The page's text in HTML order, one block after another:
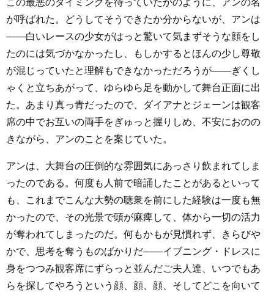
が呼ばれた。どうしてそうできたか分からないが、アンは
――白いレースの少女がはっと驚いて気まずそうな顔をし
たのには気づかなかったし、もしかするとほんの少し尊敬
が混じっていたと理解もできなかっただろうが――ぎくし
ゃくと立ちあがって、ゆらゆら足を動かして舞台正面に出
た。あまり真っ青だったので、ダイアナとジェーンは観客
席の中でお互いの両手をぎゅっと握りしめ、不安におのの
きながら、アンのことを案じていた。
アンは、大舞台の圧倒的な雰囲気にあっさり飲まれてしま
ったのである。何度も人前で暗誦したことがあるといって
も、これまでこんな大勢の聴衆を前にした経験は一度も無
かったので、その光景で頭が麻痺して、体から一切の活力
が奪われてしまったのだ。何もかもが見慣れず、きらびや
かで、思考を奪うものばかりだ――イブニング・ドレスに
身をつつみ観客席にずらっと並んだご夫人達、いつでもあ
らを探してやろうという顔、顔、顔、そしてどこを向いて